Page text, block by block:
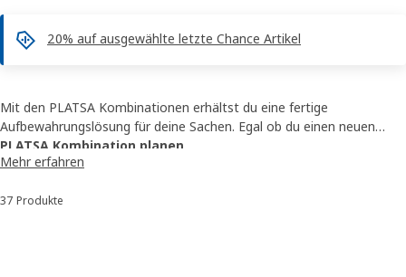
20% auf ausgewählte letzte Chance Artikel
Mit den PLATSA Kombinationen erhältst du eine fertige
Aufbewahrungslösung für deine Sachen. Egal ob du einen neuen
Kleiderschrank, eine Kommode oder eine Garderobe benötigst -
PLATSA bietet dir immer viel Platz für all deine Sachen und nutzt
PLATSA Kombination planen
Mehr erfahren
Sortieren und Filtern
37 Produkte